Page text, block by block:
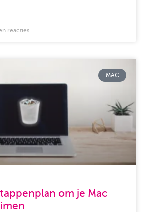
reacties
MAC
om je Mac